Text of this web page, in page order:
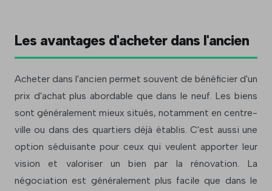
Les avantages d'acheter dans l'ancien
Acheter dans l'ancien permet souvent de bénéficier d'un
prix d'achat plus abordable que dans le neuf. Les biens
sont généralement mieux situés, notamment en centre-
ville ou dans des quartiers déjà établis. C'est aussi une
option séduisante pour ceux qui veulent apporter leur
vision et valoriser un bien par la rénovation. La
négociation est généralement plus facile que dans le